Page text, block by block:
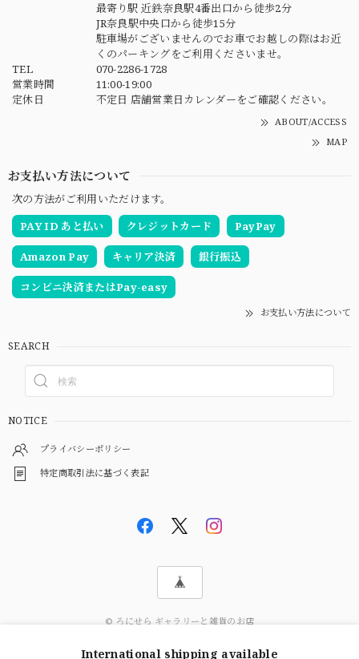
最寄り駅 近鉄奈良駅4番出口から徒歩2分
JR奈良駅中央口から徒歩15分
駐車場がございませんのでお車でお越しの際はお近
くのパーキングをご利用くださいませ。
TEL
070-2286-1728
営業時間
11:00-19:00
定休日
不定日 店舗営業日カレンダーをご確認ください。
ABOUT/ACCESS
MAP
お支払い方法について
次の方法がご利用いただけます。
PAY ID あと払い
クレジットカード PayPay
Amazon Pay キャリア決済 銀行振込
コンビニ決済またはPay-easy
お支払い方法について
SEARCH
NOTICE
プライバシーポリシー
特定商取引法に基づく表記
© ろにせら ギャラリーと雑貨のお店
International shipping available